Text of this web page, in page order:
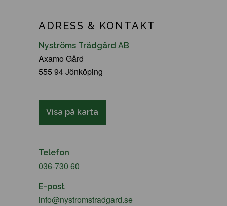
ADRESS & KONTAKT
Nyströms Trädgård AB
Axamo Gård
555 94 Jönköping
Visa på karta
Telefon
036-730 60
E-post
info@nystromstradgard.se